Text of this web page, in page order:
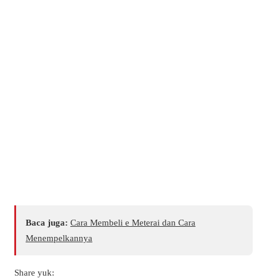
Baca juga: Cara Membeli e Meterai dan Cara
Menempelkannya
Share yuk: